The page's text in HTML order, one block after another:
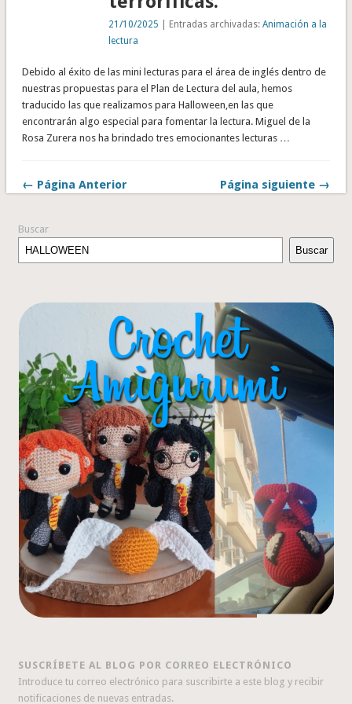
21/10/2025 | Entradas archivadas:Animación a la
lectura
Debido al éxito de las mini lecturas para el área de inglés dentro de
nuestras propuestas para el Plan de Lectura del aula, hemos
traducido las que realizamos para Halloween,en las que
encontrarán algo especial para fomentar la lectura. Miguel de la
Rosa Zurera nos ha brindado tres emocionantes lecturas …
← Página Anterior Página siguiente →
Buscar
Buscar
SUSCRÍBETE AL BLOG POR CORREO ELECTRÓNICO
Introduce tu correo electrónico para suscribirte a este blog y recibir
notificaciones de nuevas entradas.